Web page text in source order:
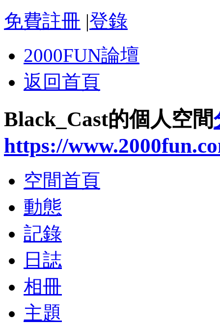
免費註冊 |登錄
2000FUN論壇
返回首頁
Black_Cast的個人空間
https://
空間首頁
動態
記錄
日誌
相冊
主題